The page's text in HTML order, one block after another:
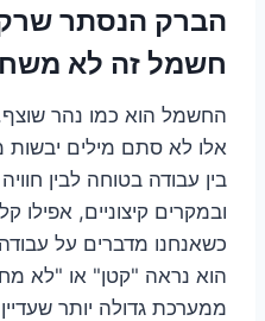
הברק הנסתר
חשמל זה לא
החשמל הוא כמו נהר
אלו לא סתם מילים יבשות
בין עבודה בטוחה לבין
ובמקרים קיצוניים, אפילו
כשאנחנו מדברים על
הוא נראה "קטן" או "לא
ממערכת גדולה יותר